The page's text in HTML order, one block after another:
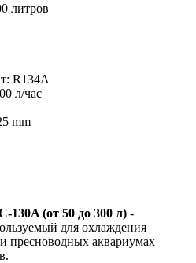
литров
R134A
л/час
mm
130A (от 50 до 300 л) -
для охлаждения
пресноводных аквариумах